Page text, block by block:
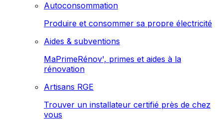
Autoconsommation
Produire et consommer sa propre électricité
Aides & subventions
MaPrimeRénov', primes et aides à la
rénovation
Artisans RGE
Trouver un installateur certifié près de chez
vous